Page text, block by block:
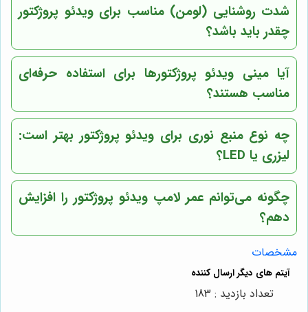
شدت روشنایی (لومن) مناسب برای ویدئو پروژکتور
چقدر باید باشد؟
آیا مینی ویدئو پروژکتورها برای استفاده حرفه‌ای
مناسب هستند؟
چه نوع منبع نوری برای ویدئو پروژکتور بهتر است:
لیزری یا LED؟
چگونه می‌توانم عمر لامپ ویدئو پروژکتور را افزایش
دهم؟
مشخصات
تعداد بازدید : 183